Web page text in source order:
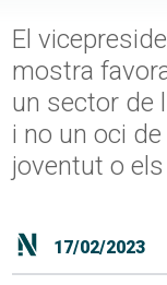
El
mostra
un sector de
i no un oci
joventut o
17/02/2023